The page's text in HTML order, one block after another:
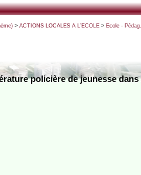
> ACTIONS LOCALES A L’ECOLE> Ecole -
policière de jeunesse dans